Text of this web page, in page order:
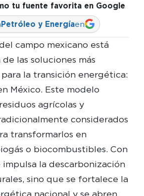
tu fuente favorita en Google
Petróleo y Energíaen
campo mexicano está
las soluciones más
la transición energética:
México. Este modelo
agrícolas y
considerados
transformarlos en
o biocombustibles. Con
impulsa la descarbonización
sino que se fortalece la
nacional y se abren